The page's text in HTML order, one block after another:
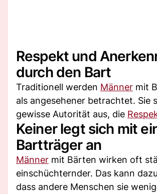
Respekt und
durch den Bart
Traditionell werden Männer mit
als angesehener betrachtet. Sie
gewisse Autorität aus, die
Keiner legt sich mit
Bartträger an
Männer mit Bärten wirken oft
einschüchternder. Das kann
dass andere Menschen sie